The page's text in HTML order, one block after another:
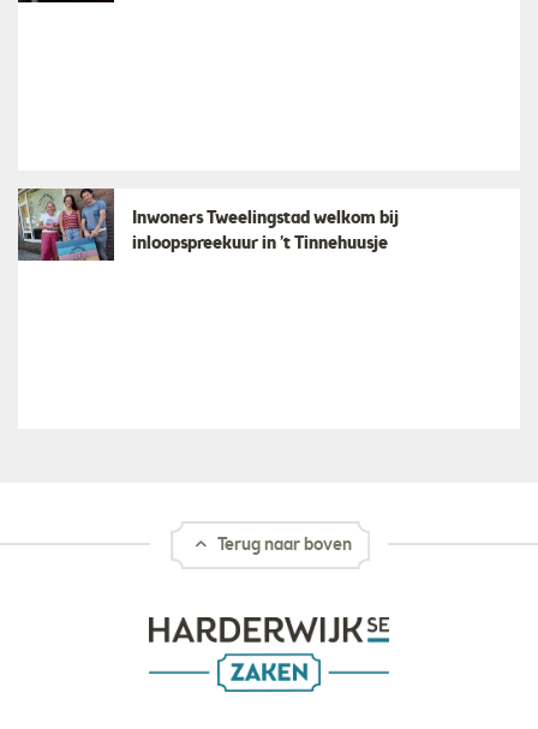
Inwoners Tweelingstad welkom bij
inloopspreekuur in ’t Tinnehuusje
Terug naar boven